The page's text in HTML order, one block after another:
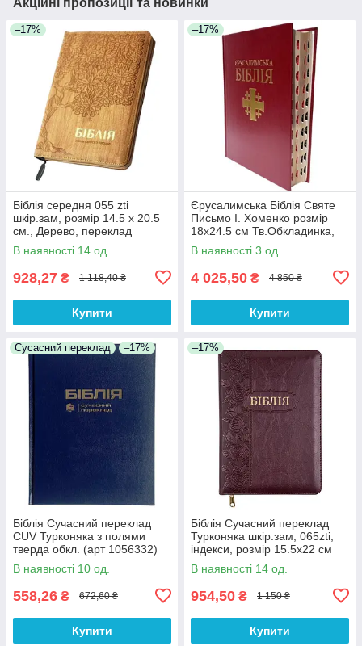
–17%
Біблія середня 055 zti
шкір.зам, розмір 14.5 х 20.5
см., Дерево, переклад
Огієнко (арт. 1015610)
В наявності 14 од.
928,27 ₴ 1 118,40 ₴
Купити
–17%
Єрусалимська Біблія Святе
Письмо І. Хоменко розмір
18х24.5 см Тв.Обкладинка,
Індекси
В наявності 3 од.
4 025,50 ₴ 4 850 ₴
Купити
Сусасний переклад –17%
Біблія Сучасний переклад
CUV Турконяка з полями
тверда обкл. (арт 1056332)
Синя
В наявності 10 од.
558,26 ₴ 672,60 ₴
Купити
–17%
Біблія Сучасний переклад
Турконяка шкір.зам, 065zti,
індекси, розмір 15.5х22 см
(арт 1056611) Бордова
В наявності 14 од.
954,50 ₴ 1 150 ₴
Купити